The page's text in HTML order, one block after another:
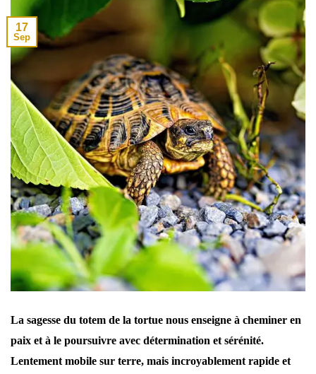
17
Sep
La sagesse du totem de la tortue nous enseigne à cheminer en
paix et à le poursuivre avec détermination et sérénité.
Lentement mobile sur terre, mais incroyablement rapide et